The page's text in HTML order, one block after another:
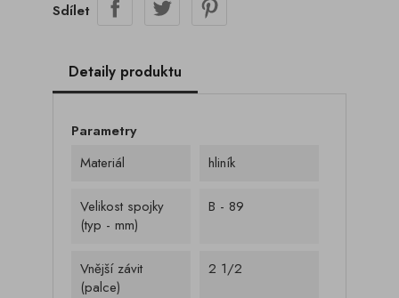
Sdílet
Detaily produktu
Parametry
Materiál
hliník
Velikost spojky
(typ - mm)
B - 89
Vnější závit
(palce)
2 1/2